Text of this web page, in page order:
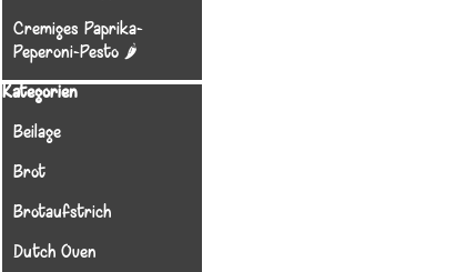
Cremiges Paprika-
Peperoni-Pesto 🌶️
Block überspringen Kategorien
Kategorien
Beilage
Brot
Brotaufstrich
Dutch Oven